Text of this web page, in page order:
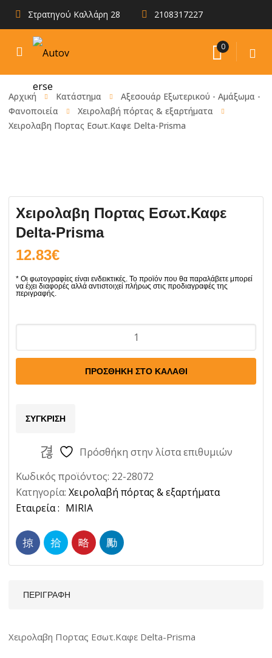
Στρατηγού Καλλάρη 28 2108317227
0
Αρχική Κατάστημα
Αξεσουάρ Εξωτερικού - Αμάξωμα -
Φανοποιεία
Χειρολαβή πόρτας & εξαρτήματα
Χειρολαβη Πορτας Εσωτ.Καφε Delta-Prisma
Χειρολαβη Πορτας Εσωτ.Καφε
Delta-Prisma
12.83€
Πορτας
Delta-
Ποσότητα
ΠΡΟΣΘΉΚΗ ΣΤΟ ΚΑΛΆΘΙ
ΣΎΓΚΡΙΣΗ
Πρόσθήκη στην λίστα επιθυμιών
Κωδικός προϊόντος: 22-28072
Κατηγορία: Χειρολαβή πόρτας & εξαρτήματα
Ετικέτα:
MIRIA
ΠΕΡΙΓΡΑΦΉ
Χειρολαβη Πορτας Εσωτ.Καφε Delta-Prisma